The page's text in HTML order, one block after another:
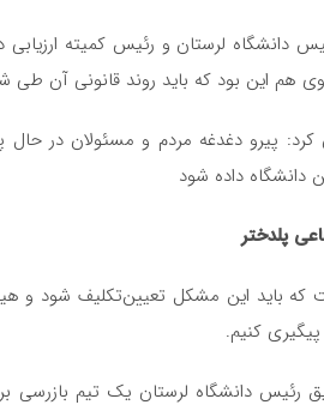
دانشگاه لرستان و رئیس کمیته
هم این بود که باید روند قانونی آن طی
کرد: پیرو دغدغه مردم و مسئولان در
دانشگاه داده شود
پلدختر
باید این مشکل تعیین‌تکلیف شود و
کنیم.
دانشگاه لرستان یک تیم بازرسی